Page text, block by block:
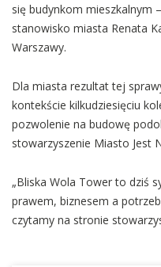
się budynkom mieszkalnym
stanowisko miasta Renata
Warszawy.
Dla miasta rezultat tej
kontekście kilkudziesięciu
pozwolenie na budowę
stowarzyszenie Miasto Jest
„Bliska Wola Tower to dziś
prawem, biznesem a
czytamy na stronie